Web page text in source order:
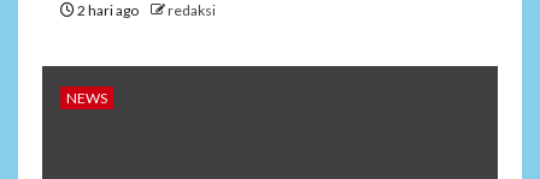
2 hari ago redaksi
NEWS